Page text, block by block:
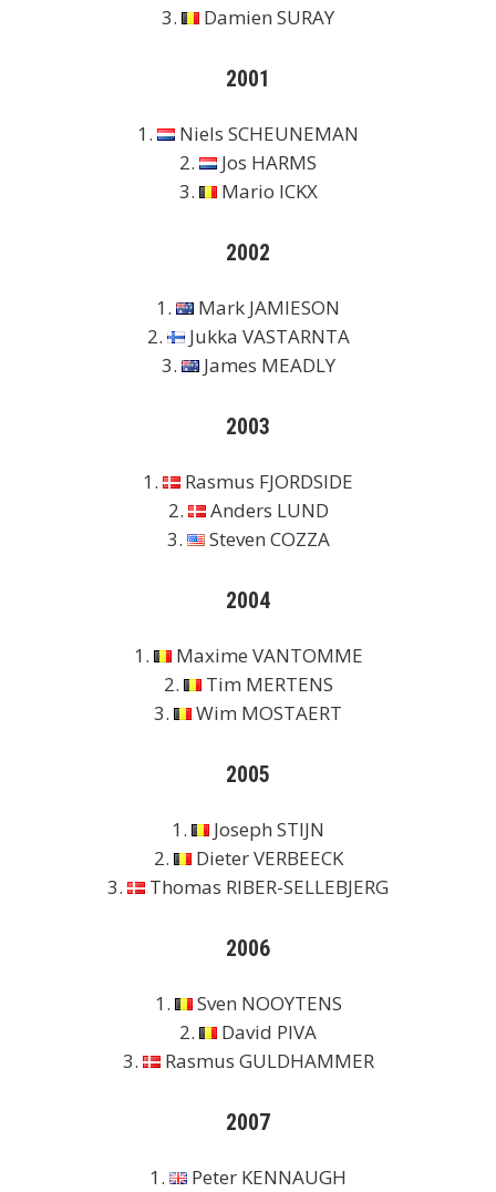
3.
Damien SURAY
2001
1.
Niels SCHEUNEMAN
2.
Jos HARMS
3.
Mario ICKX
2002
1.
Mark JAMIESON
2.
Jukka VASTARNTA
3.
James MEADLY
2003
1.
Rasmus FJORDSIDE
2.
Anders LUND
3.
Steven COZZA
2004
1.
Maxime VANTOMME
2.
Tim MERTENS
3.
Wim MOSTAERT
2005
1.
Joseph STIJN
2.
Dieter VERBEECK
3.
Thomas RIBER-SELLEBJERG
2006
1.
Sven NOOYTENS
2.
David PIVA
3.
Rasmus GULDHAMMER
2007
1.
Peter KENNAUGH